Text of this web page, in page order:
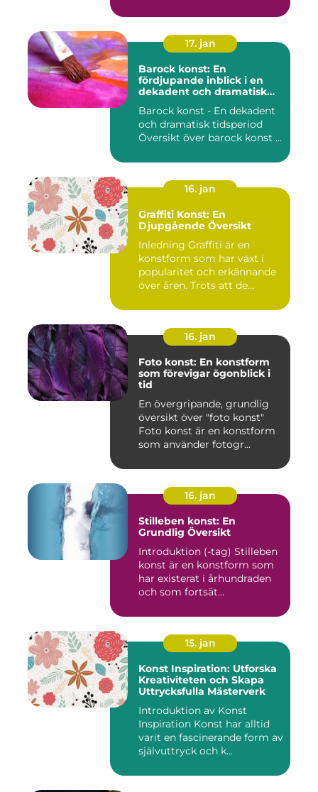
17. jan
Barock konst: En
fördjupande inblick i en
dekadent och dramatisk
Barock konst - En dekadent
och dramatisk tidsperiod
Översikt över barock konst ...
16. jan
Graffiti Konst: En
Djupgående Översikt
Inledning Graffiti är en
konstform som har växt i
popularitet och erkännande
över åren. Trots att de...
16. jan
Foto konst: En konstform
som förevigar ögonblick i
tid
En övergripande, grundlig
översikt över "foto konst"
Foto konst är en konstform
som använder fotogr...
16. jan
Stilleben konst: En
Grundlig Översikt
Introduktion (-tag) Stilleben
konst är en konstform som
har existerat i århundraden
och som fortsät...
15. jan
Konst Inspiration: Utforska
Kreativiteten och Skapa
Uttrycksfulla Mästerverk
Introduktion av Konst
Inspiration Konst har alltid
varit en fascinerande form av
självuttryck och k...